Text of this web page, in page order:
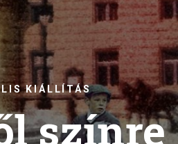
KIÁLLÍTÁS
színre